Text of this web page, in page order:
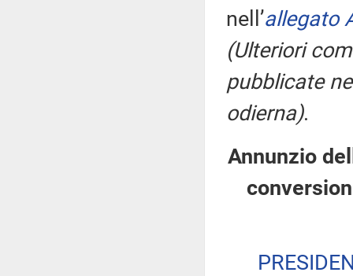
nell’allegato
(Ulteriori
pubblicate
odierna).
Annunzio